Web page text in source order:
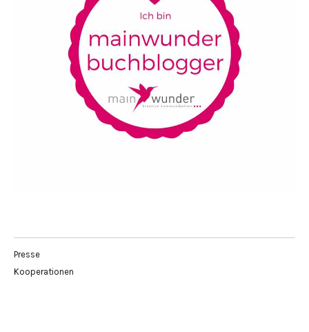
Presse
Kooperationen